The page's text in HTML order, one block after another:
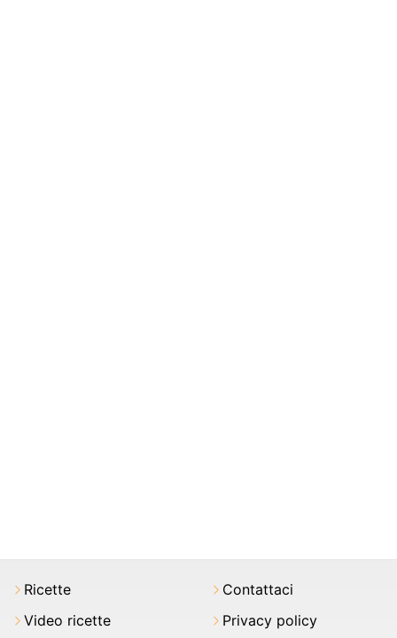
Ricette
Video ricette
Contattaci
Privacy policy